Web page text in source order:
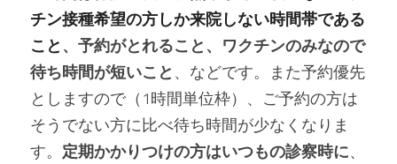
チン接種希望の方しか来院しない時間帯である
こと、予約がとれること、ワクチンのみなので
待ち時間が短いこと、などです。また予約優先
としますので（1時間単位枠）、ご予約の方は
そうでない方に比べ待ち時間が少なくなりま
す。 定期かかりつけの方はいつもの診察時に、